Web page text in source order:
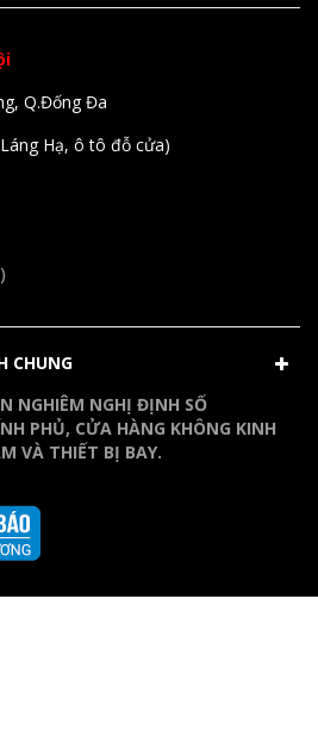
Q.Đống Đa
Hạ, ô tô đỗ cửa)
CHUNG
NGHIÊM NGHỊ ĐỊNH SỐ
PHỦ, CỬA HÀNG KHÔNG KINH
VÀ THIẾT BỊ BAY.